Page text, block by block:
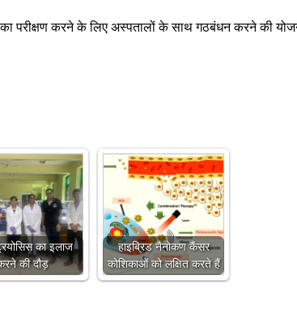
करने के लिए अस्पतालों के साथ गठबंधन करने की
का इलाज
की दौड़
हाइब्रिड नैनोकण कैंसर
कोशिकाओं को लक्षित करते हैं